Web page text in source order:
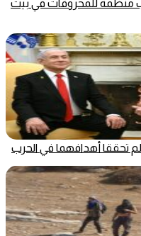
منظمة للمحروقات في بيت
لم تحققا أهدافهما في الحرب